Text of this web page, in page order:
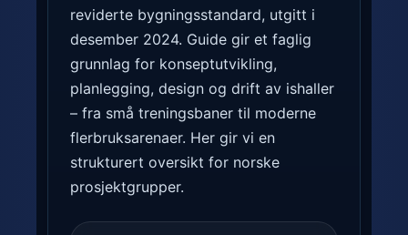
reviderte bygningsstandard, utgitt i
desember 2024. Guide gir et faglig
grunnlag for konseptutvikling,
planlegging, design og drift av ishaller
– fra små treningsbaner til moderne
flerbruksarenaer. Her gir vi en
strukturert oversikt for norske
prosjektgrupper.